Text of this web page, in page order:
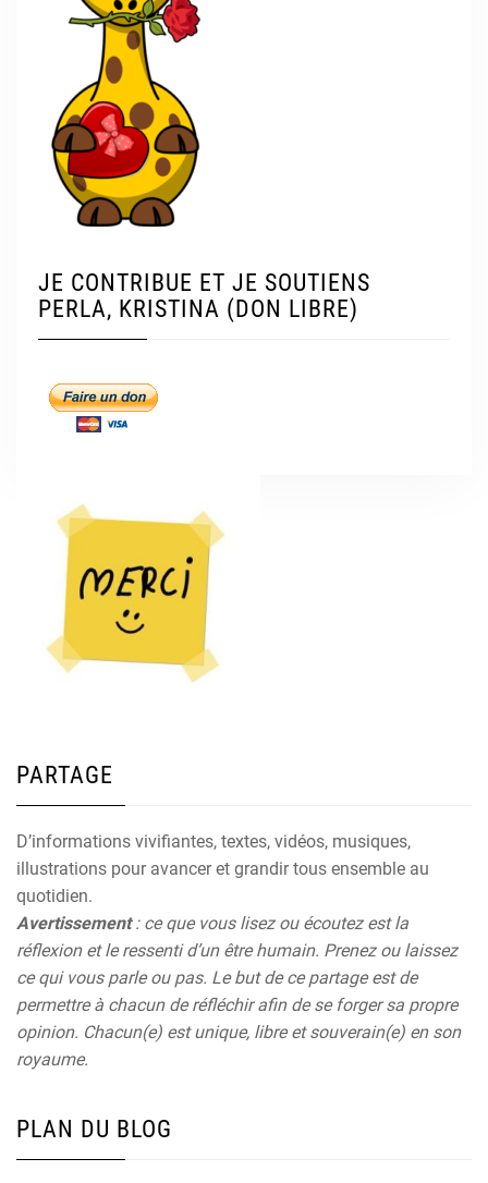
JE CONTRIBUE ET JE SOUTIENS
PERLA, KRISTINA (DON LIBRE)
PARTAGE
D’informations vivifiantes, textes, vidéos, musiques,
illustrations pour avancer et grandir tous ensemble au
quotidien.
Avertissement: ce que vous lisez ou écoutez est la
réflexion et le ressenti d’un être humain. Prenez ou laissez
ce qui vous parle ou pas. Le but de ce partage est de
permettre à chacun de réfléchir afin de se forger sa propre
opinion. Chacun(e) est unique, libre et souverain(e) en son
royaume.
PLAN DU BLOG